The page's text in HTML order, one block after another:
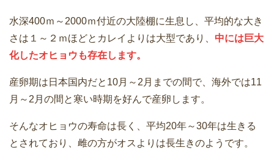
水深400ｍ～2000ｍ付近の大陸棚に生息し、平均的な大き
さは１～２ｍほどとカレイよりは大型であり、 中には巨大
化したオヒョウも存在します。
産卵期は日本国内だと10月～2月までの間で、海外では11
月～2月の間と寒い時期を好んで産卵します。
そんなオヒョウの寿命は長く、平均20年～30年は生きる
とされており、雌の方がオスよりは長生きのようです。